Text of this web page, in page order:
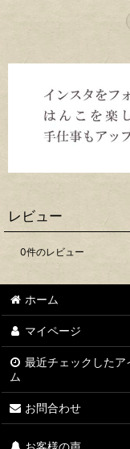
レビュー
0件のレビュー
ホーム
マイページ
最近チェックしたア
ム
お問合わせ